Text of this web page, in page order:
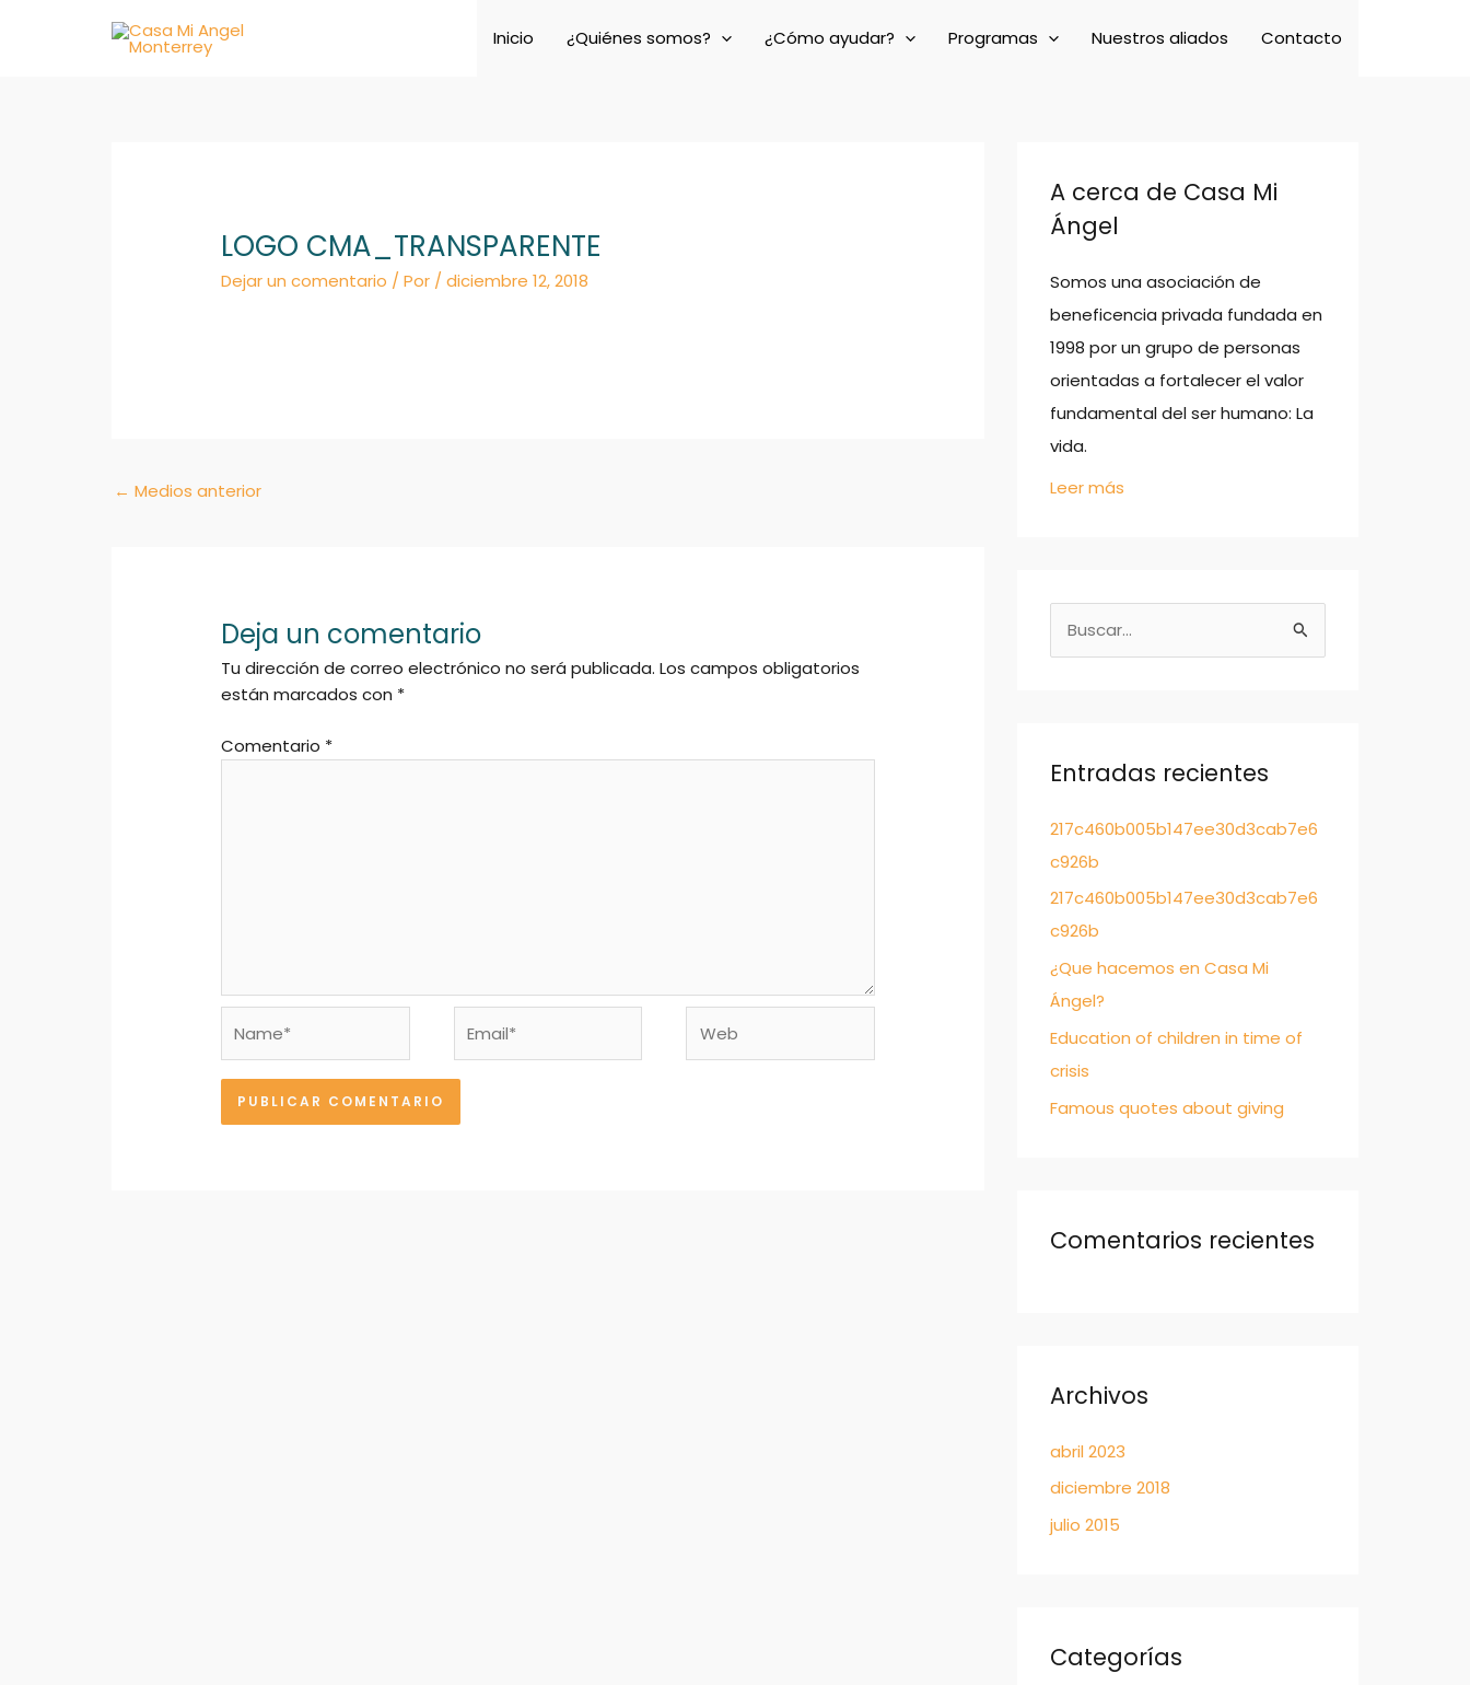
Inicio ¿Quiénes somos? ¿Cómo ayudar? Programas Nuestros aliados Contacto
LOGO CMA_TRANSPARENTE
Dejar un comentario / Por /diciembre 12, 2018
← Medios anterior
Deja un comentario
Tu dirección de correo electrónico no será publicada. Los campos obligatorios
están marcados con *
Comentario *
A cerca de Casa Mi
Ángel
Somos una asociación de
beneficencia privada fundada en
1998 por un grupo de personas
orientadas a fortalecer el valor
fundamental del ser humano: La
vida.
Leer más
u
a
:
Entradas recientes
217c460b005b147ee30d3cab7e6
c926b
217c460b005b147ee30d3cab7e6
c926b
¿Que hacemos en Casa Mi
Ángel?
Education of children in time of
crisis
Famous quotes about giving
Comentarios recientes
Archivos
abril 2023
diciembre 2018
julio 2015
Categorías